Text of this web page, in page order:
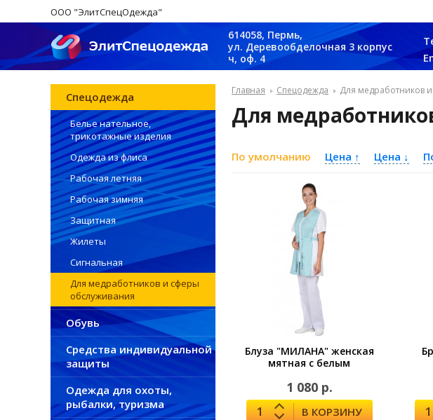
ООО "ЭлитСпецОдежда"
614058, Пермь,
ул. Деревообделочная 3 корпус
ч, оф. 4
Спецодежда
Белье нательное,
трикотажные изделия
Одежда из флиса
Рабочая летняя
Рабочая зимняя
Защитная
Жилеты
Сигнальная
Для медработников и сферы
обслуживания
Обувь
Средства индивидуальной
защиты
Одежда для охоты,
рыбалки, туризма
Главная Спецодежда Для медработников
Для
По умолчанию Цена ↑ Цена ↓
Блуза "МИЛАНА" женская
мятная с белым
1 080 р.
В КОРЗИНУ